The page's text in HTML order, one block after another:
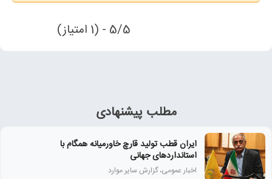
5/5 - (1 امتیاز)
مطلب پیشنهادی
ایران قطب تولید قارچ خاورمیانه همگام با
استانداردهای جهانی
اخبار عمومی، گزارش سایر موارد